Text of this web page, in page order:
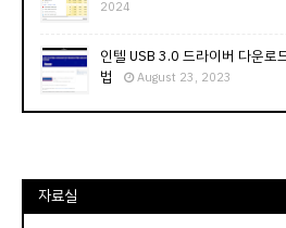
2024
인텔 USB 3.0 드라이버 다운로
법
August 23, 2023
자료실